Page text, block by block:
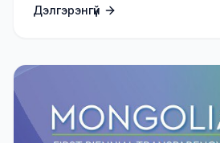
Дэлгэрэнгүй